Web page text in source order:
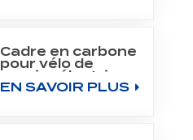
Cadre en carbone
pour vélo de
gravier électrique
700C Fit Fazua
EN SAVOIR PLUS